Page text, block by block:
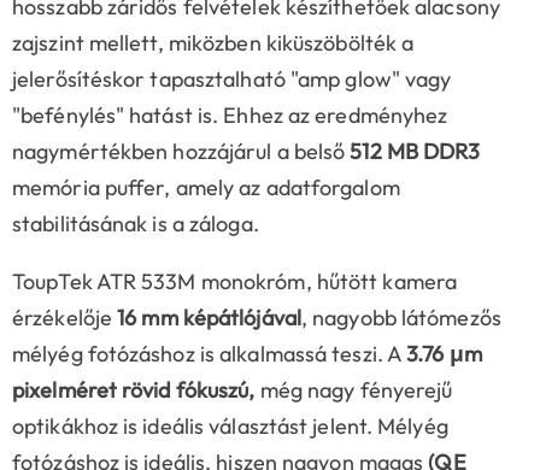
hosszabb záridős felvételek készíthetőek alacsony
zajszint mellett, miközben kiküszöbölték a
jelerősítéskor tapasztalható "amp glow" vagy
"befénylés" hatást is. Ehhez az eredményhez
nagymértékben hozzájárul a belső512 MB DDR3
memória puffer, amely az adatforgalom
stabilitásának is a záloga.
ToupTek ATR 533M monokróm, hűtött kamera
érzékelője16 mm képátlójával, nagyobb látómezős
mélyég fotózáshoz is alkalmassá teszi. A3.76 μm
pixelméret rövid fókuszú, még nagy fényerejű
optikákhoz is ideális választást jelent. Mélyég
fotózáshoz is ideális, hiszen nagyon magas(QE